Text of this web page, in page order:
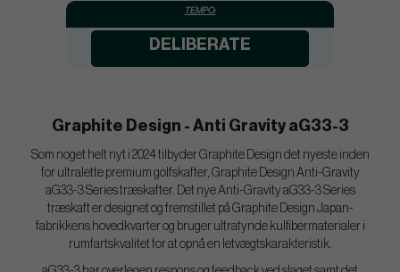
TEMPO:
DELIBERATE
Graphite Design - Anti Gravity aG33-3
Som noget helt nyt i 2024 tilbyder Graphite Design det nyeste inden
for ultralette premium golfskafter, Graphite Design Anti-Gravity
aG33-3 Series træskafter. Det nye Anti-Gravity aG33-3 Series
træskaft er designet og fremstillet på Graphite Design Japan-
fabrikkens hovedkvarter og bruger ultratynde kulfibermaterialer i
rumfartskvalitet for at opnå en letvægtskarakteristik.